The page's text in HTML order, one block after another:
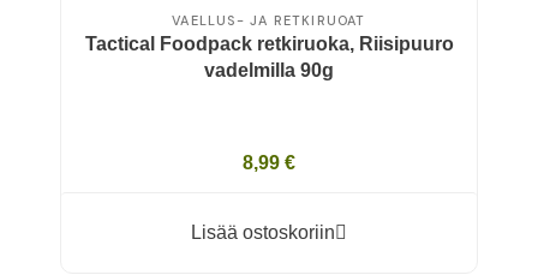
VAELLUS- JA RETKIRUOAT
Tactical Foodpack retkiruoka, Riisipuuro
vadelmilla 90g
8,99 €
Lisää ostoskoriin